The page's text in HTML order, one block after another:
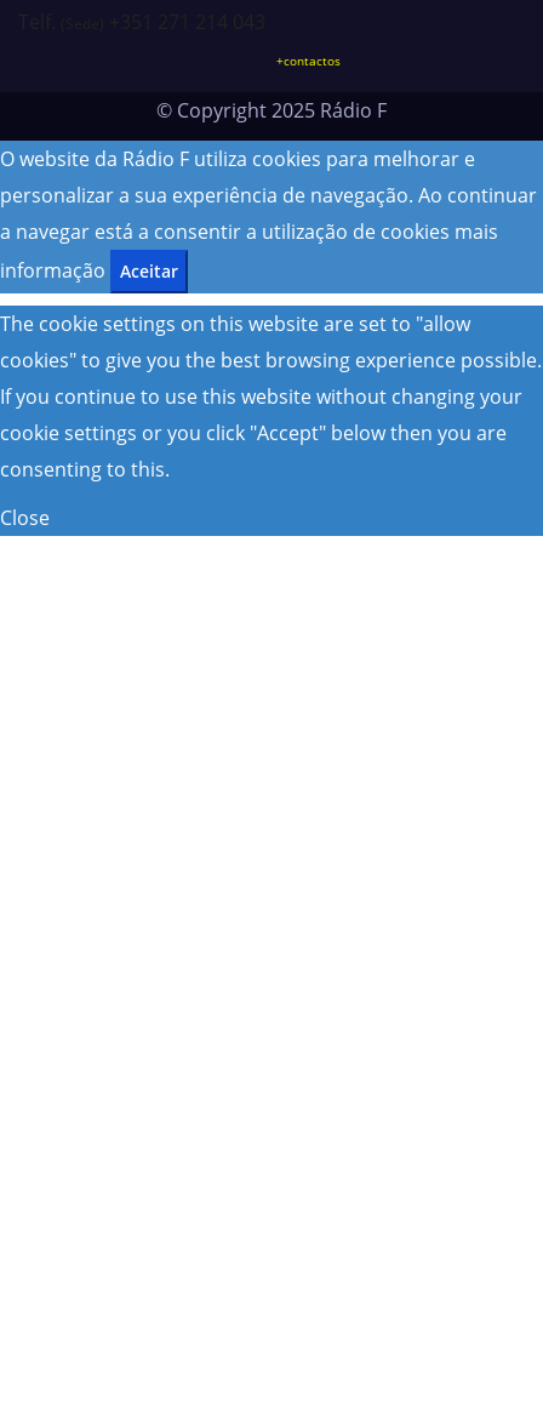
+contactos
© Copyright 2025 Rádio F
O website da Rádio F utiliza cookies para melhorar e
personalizar a sua experiência de navegação. Ao continuar
a navegar está a consentir a utilização de cookies mais
informação
Aceitar
The cookie settings on this website are set to "allow
cookies" to give you the best browsing experience possible.
If you continue to use this website without changing your
cookie settings or you click "Accept" below then you are
consenting to this.
Close